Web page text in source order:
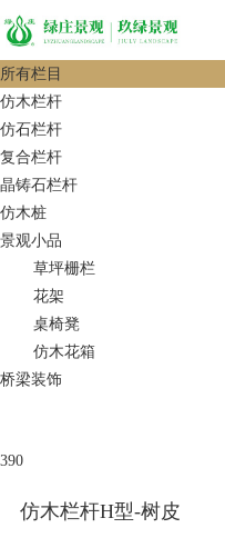
所有栏目
仿木栏杆
仿石栏杆
复合栏杆
晶铸石栏杆
仿木桩
景观小品
草坪栅栏
花架
桌椅凳
仿木花箱
桥梁装饰
390
仿木栏杆H型-树皮